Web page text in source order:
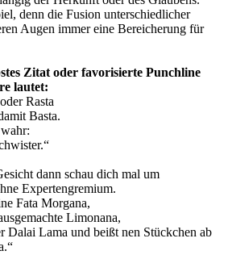
denn die Fusion unterschiedlicher
Augen immer eine Bereicherung für
Zitat oder favorisierte Punchline
lautet:
Rasta
Basta.
dann schau dich mal um
Expertengremium.
Fata Morgana,
Limonana,
Dalai Lama und beißt nen Stückchen ab